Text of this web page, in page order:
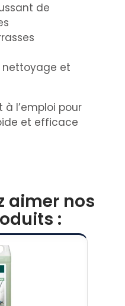
de
nettoyage et
l’emploi pour
et efficace
aimer nos
: